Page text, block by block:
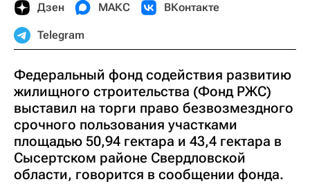
Дзен МАКС ВКонтакте
Telegram
Федеральный фонд содействия развитию
жилищного строительства (Фонд РЖС)
выставил на торги право безвозмездного
срочного пользования участками
площадью 50,94 гектара и 43,4 гектара в
Сысертском районе Свердловской
области, говорится в сообщении фонда.